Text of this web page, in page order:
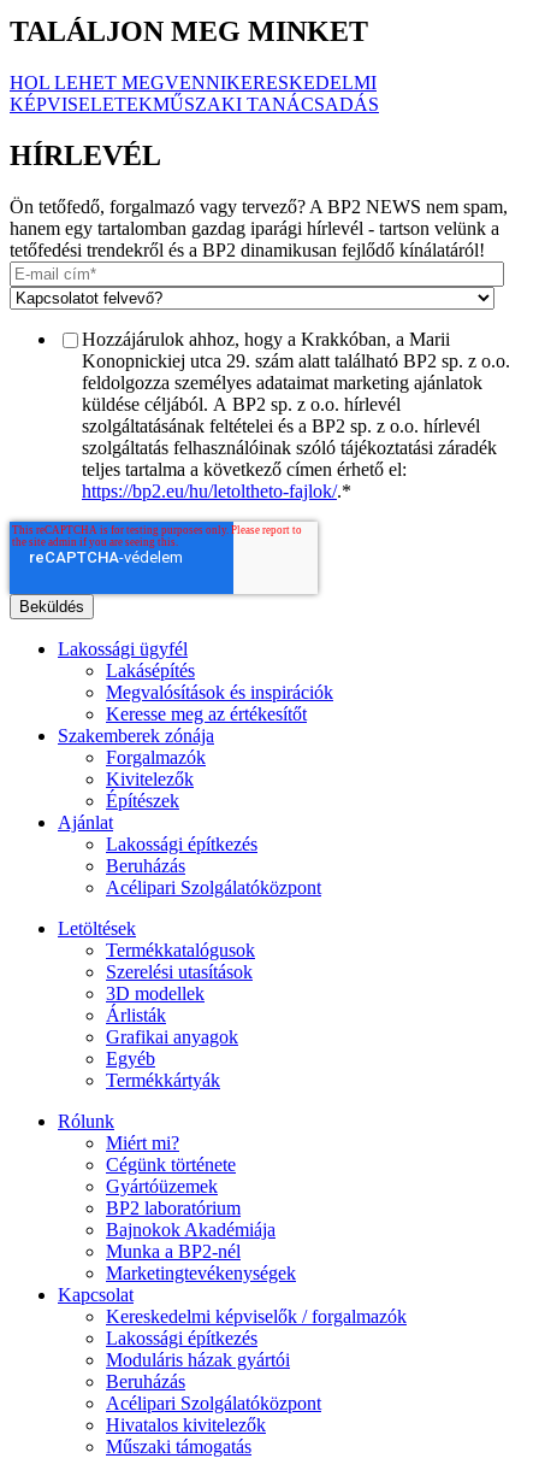
TALÁLJON MEG MINKET
HOL LEHET MEGVENNIKERESKEDELMI
KÉPVISELETEKMŰSZAKI TANÁCSADÁS
HÍRLEVÉL
Ön tetőfedő, forgalmazó vagy tervező? A BP2 NEWS nem spam,
hanem egy tartalomban gazdag iparági hírlevél - tartson velünk a
tetőfedési trendekről és a BP2 dinamikusan fejlődő kínálatáról!
Hozzájárulok ahhoz, hogy a Krakkóban, a Marii
Konopnickiej utca 29. szám alatt található BP2 sp. z o.o.
feldolgozza személyes adataimat marketing ajánlatok
küldése céljából. A BP2 sp. z o.o. hírlevél
szolgáltatásának feltételei és a BP2 sp. z o.o. hírlevél
szolgáltatás felhasználóinak szóló tájékoztatási záradék
teljes tartalma a következő címen érhető el:
https://bp2.eu/hu/letoltheto-fajlok/.*
Lakossági ügyfél
Lakásépítés
Megvalósítások és inspirációk
Keresse meg az értékesítőt
Szakemberek zónája
Forgalmazók
Kivitelezők
Építészek
Ajánlat
Lakossági építkezés
Beruházás
Acélipari Szolgálatóközpont
Letöltések
Termékkatalógusok
Szerelési utasítások
3D modellek
Árlisták
Grafikai anyagok
Egyéb
Termékkártyák
Rólunk
Miért mi?
Cégünk története
Gyártóüzemek
BP2 laboratórium
Bajnokok Akadémiája
Munka a BP2-nél
Marketingtevékenységek
Kapcsolat
Kereskedelmi képviselők / forgalmazók
Lakossági építkezés
Moduláris házak gyártói
Beruházás
Acélipari Szolgálatóközpont
Hivatalos kivitelezők
Műszaki támogatás